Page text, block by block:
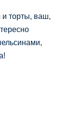
торты, ваш,